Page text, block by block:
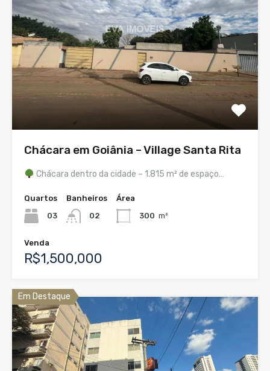
Chácara em Goiânia – Village Santa Rita
Chácara dentro da cidade – 1.815 m² de espaço…
Quartos
03
Banheiros
02
Área
300 m²
Venda
R$1,500,000
Em Destaque